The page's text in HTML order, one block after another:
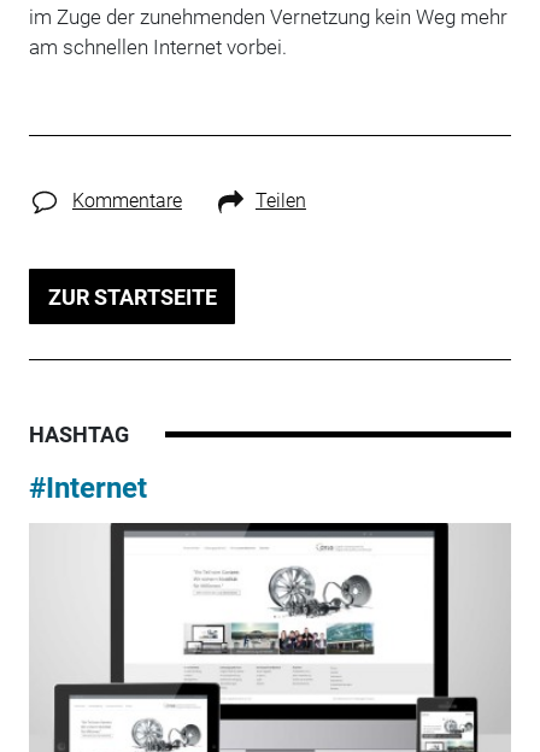
im Zuge der zunehmenden Vernetzung kein Weg mehr
am schnellen Internet vorbei.
Kommentare Teilen
ZUR STARTSEITE
HASHTAG
#Internet